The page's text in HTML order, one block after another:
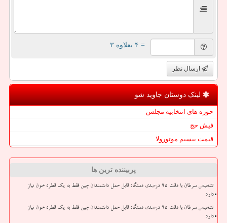
= ۴ بعلاوه ۳
ارسال نظر
لینک دوستان جاوید شو
حوزه های انتخابیه مجلس
فیش حج
قیمت بیسیم موتورولا
پربیننده ترین ها
تشخیص سرطان با دقت ۹۵ درصدی دستگاه قابل حمل دانشمندان چین فقط به یک قطره خون نیاز
دارد
تشخیص سرطان با دقت ۹۵ درصدی دستگاه قابل حمل دانشمندان چین فقط به یک قطره خون نیاز
دارد